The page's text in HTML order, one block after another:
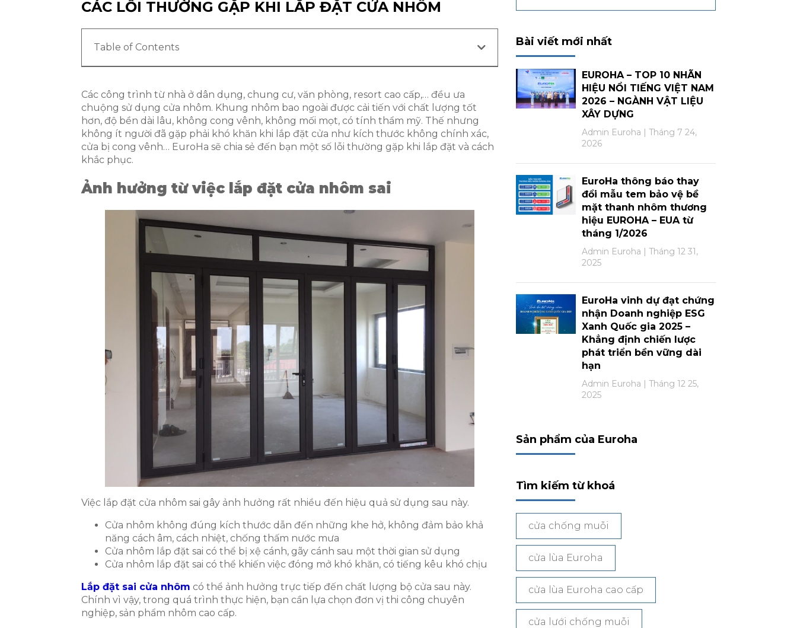
CÁC LỖI THƯỜNG GẶP KHI LẮP ĐẶT CỬA NHÔM
Table of Contents
Các công trình từ nhà ở dân dụng, chung cư, văn phòng, resort cao cấp,… đều ưa
chuộng sử dụng cửa nhôm. Khung nhôm bao ngoài được cải tiến với chất lượng tốt
hơn, độ bền dài lâu, không cong vênh, không mối mọt, có tính thẩm mỹ. Thế nhưng
không ít người đã gặp phải khó khăn khi lắp đặt cửa như kích thước không chính xác,
cửa bị cong vênh… EuroHa sẽ chia sẻ đến bạn một số lỗi thường gặp khi lắp đặt và cách
khắc phục.
Ảnh hưởng từ việc lắp đặt cửa nhôm sai
Việc lắp đặt cửa nhôm sai gây ảnh hưởng rất nhiều đến hiệu quả sử dụng sau này.
Cửa nhôm không đúng kích thước dẫn đến những khe hở, không đảm bảo khả
năng cách âm, cách nhiệt, chống thấm nước mưa
Cửa nhôm lắp đặt sai có thể bị xệ cánh, gãy cánh sau một thời gian sử dụng
Cửa nhôm lắp đặt sai có thể khiến việc đóng mở khó khăn, có tiếng kêu khó chịu
Lắp đặt sai cửa nhôm có thể ảnh hưởng trực tiếp đến chất lượng bộ cửa sau này.
Chính vì vậy, trong quá trình thực hiện, bạn cần lựa chọn đơn vị thi công chuyên
nghiệp, sản phẩm nhôm cao cấp.
Bài viết mới nhất
EUROHA – TOP 10 NHÃN
HIỆU NỔI TIẾNG VIỆT NAM
2026 – NGÀNH VẬT LIỆU
XÂY DỰNG
Admin Euroha
Tháng 7 24,
2026
EuroHa thông báo thay
đổi mẫu tem bảo vệ bề
mặt thanh nhôm thương
hiệu EUROHA – EUA từ
tháng 1/2026
Admin Euroha
Tháng 12 31,
2025
EuroHa vinh dự đạt chứng
nhận Doanh nghiệp ESG
Xanh Quốc gia 2025 –
Khẳng định chiến lược
phát triển bền vững dài
hạn
Admin Euroha
Tháng 12 25,
2025
Sản phẩm của Euroha
Tìm kiếm từ khoá
cửa chống muỗi
cửa lùa Euroha
cửa lùa Euroha cao cấp
cửa lưới chống muỗi